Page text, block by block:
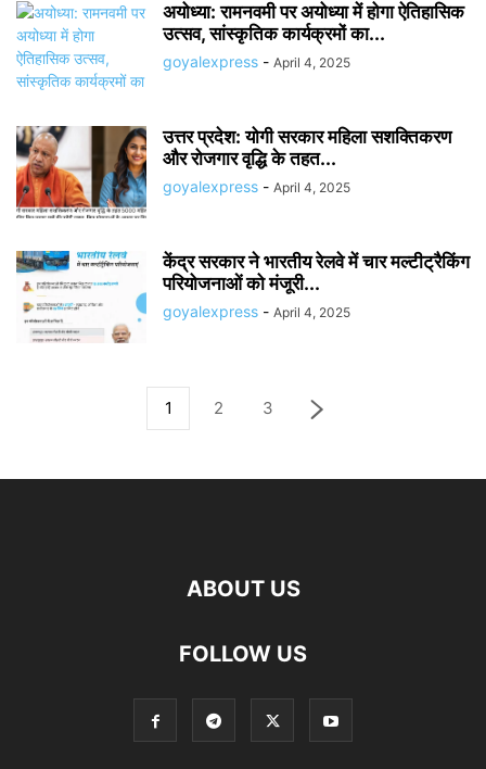
अयोध्या: रामनवमी पर अयोध्या में होगा ऐतिहासिक
उत्सव, सांस्कृतिक कार्यक्रमों का...
goyalexpress - April 4, 2025
उत्तर प्रदेश: योगी सरकार महिला सशक्तिकरण
और रोजगार वृद्धि के तहत...
goyalexpress - April 4, 2025
केंद्र सरकार ने भारतीय रेलवे में चार मल्टीट्रैकिंग
परियोजनाओं को मंजूरी...
goyalexpress - April 4, 2025
1 2 3
ABOUT US
FOLLOW US